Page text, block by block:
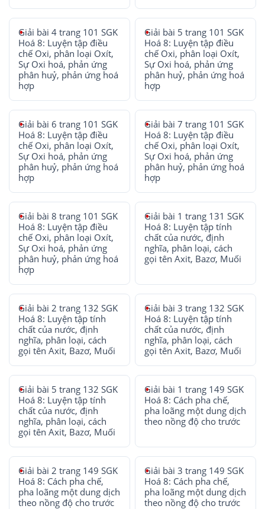
Giải bài 4 trang 101 SGK
Hoá 8: Luyện tập điều
chế Oxi, phân loại Oxít,
Sự Oxi hoá, phản ứng
phân huỷ, phản ứng hoá
hợp
Giải bài 5 trang 101 SGK
Hoá 8: Luyện tập điều
chế Oxi, phân loại Oxít,
Sự Oxi hoá, phản ứng
phân huỷ, phản ứng hoá
hợp
Giải bài 6 trang 101 SGK
Hoá 8: Luyện tập điều
chế Oxi, phân loại Oxít,
Sự Oxi hoá, phản ứng
phân huỷ, phản ứng hoá
hợp
Giải bài 7 trang 101 SGK
Hoá 8: Luyện tập điều
chế Oxi, phân loại Oxít,
Sự Oxi hoá, phản ứng
phân huỷ, phản ứng hoá
hợp
Giải bài 8 trang 101 SGK
Hoá 8: Luyện tập điều
chế Oxi, phân loại Oxít,
Sự Oxi hoá, phản ứng
phân huỷ, phản ứng hoá
hợp
Giải bài 1 trang 131 SGK
Hoá 8: Luyện tập tính
chất của nước, định
nghĩa, phân loại, cách
gọi tên Axit, Bazơ, Muối
Giải bài 2 trang 132 SGK
Hoá 8: Luyện tập tính
chất của nước, định
nghĩa, phân loại, cách
gọi tên Axit, Bazơ, Muối
Giải bài 3 trang 132 SGK
Hoá 8: Luyện tập tính
chất của nước, định
nghĩa, phân loại, cách
gọi tên Axit, Bazơ, Muối
Giải bài 5 trang 132 SGK
Hoá 8: Luyện tập tính
chất của nước, định
nghĩa, phân loại, cách
gọi tên Axit, Bazơ, Muối
Giải bài 1 trang 149 SGK
Hoá 8: Cách pha chế,
pha loãng một dung dịch
theo nồng độ cho trước
Giải bài 2 trang 149 SGK
Hoá 8: Cách pha chế,
pha loãng một dung dịch
theo nồng độ cho trước
Giải bài 3 trang 149 SGK
Hoá 8: Cách pha chế,
pha loãng một dung dịch
theo nồng độ cho trước